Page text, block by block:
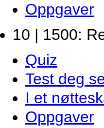
Oppgaver
10 | 1500:
Quiz
Test deg
I et
Oppgaver